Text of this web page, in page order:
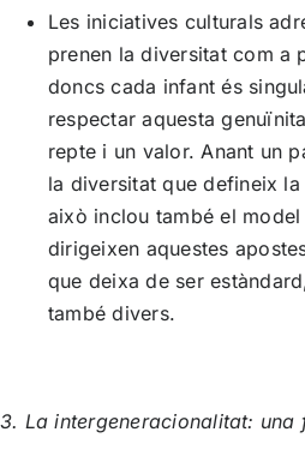
Les iniciatives culturals
prenen la diversitat com a
doncs cada infant és
respectar aquesta
repte i un valor. Anant un
la diversitat que defineix
això inclou també el
dirigeixen aquestes
que deixa de ser
també divers.
3. La intergeneracionalitat: una